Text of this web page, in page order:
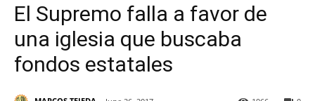
El Supremo falla a favor de
una iglesia que buscaba
fondos estatales